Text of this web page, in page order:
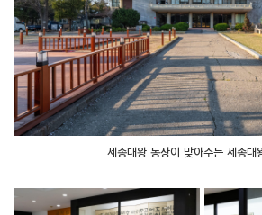
세종대왕 동상이 맞아주는 세종대